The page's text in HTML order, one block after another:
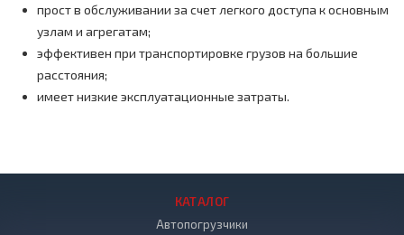
прост в обслуживании за счет легкого доступа к основным
узлам и агрегатам;
эффективен при транспортировке грузов на большие
расстояния;
имеет низкие эксплуатационные затраты.
КАТАЛОГ
Автопогрузчики